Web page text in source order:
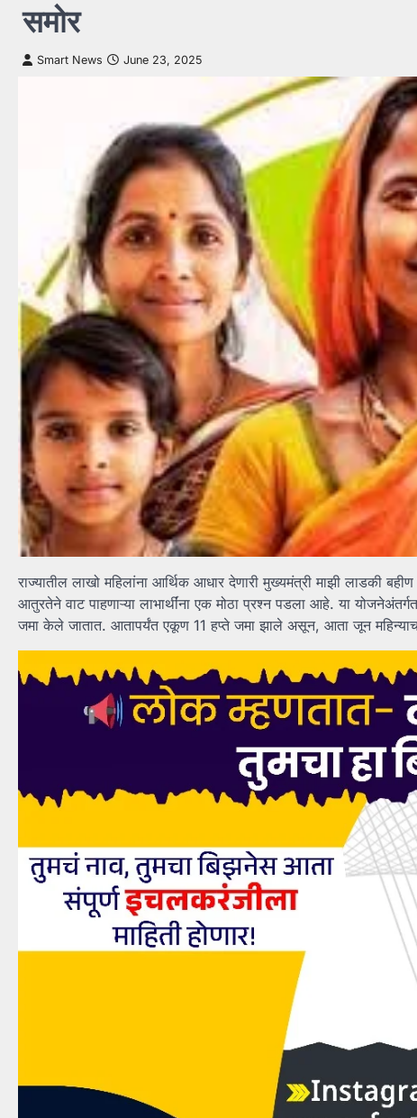
समोर
Smart News June 23, 2025
राज्यातील लाखो महिलांना आर्थिक आधार देणारी मुख्यमंत्री माझी लाडकी
आतुरतेने वाट पाहणाऱ्या लाभार्थींना एक मोठा प्रश्न पडला आहे. या
जमा केले जातात. आतापर्यंत एकूण 11 हप्ते जमा झाले असून, आता जून